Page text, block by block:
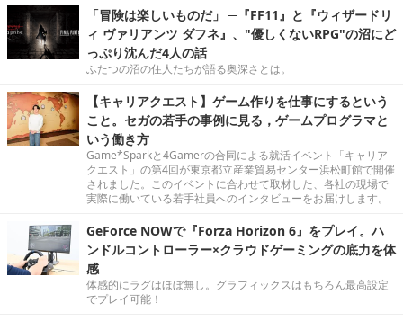
「冒険は楽しいものだ」 ─『FF11』と『ウィザードリ
ィ ヴァリアンツ ダフネ』、"優しくないRPG"の沼にど
っぷり沈んだ4人の話
ふたつの沼の住人たちが語る奥深さとは。
【キャリアクエスト】ゲーム作りを仕事にするという
こと。セガの若手の事例に見る，ゲームプログラマと
いう働き方
Game*Sparkと4Gamerの合同による就活イベント「キャリア
クエスト」の第4回が東京都立産業貿易センター浜松町館で開催
されました。このイベントに合わせて取材した、各社の現場で
実際に働いている若手社員へのインタビューをお届けします。
GeForce NOWで『Forza Horizon 6』をプレイ。ハ
ンドルコントローラー×クラウドゲーミングの底力を体
感
体感的にラグはほぼ無し。グラフィックスはもちろん最高設定
でプレイ可能！